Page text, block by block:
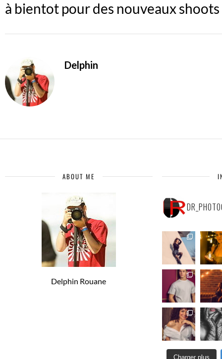
à bientot pour des nouveaux shoots
Delphin
ABOUT ME
Delphin Rouane
Charger plus